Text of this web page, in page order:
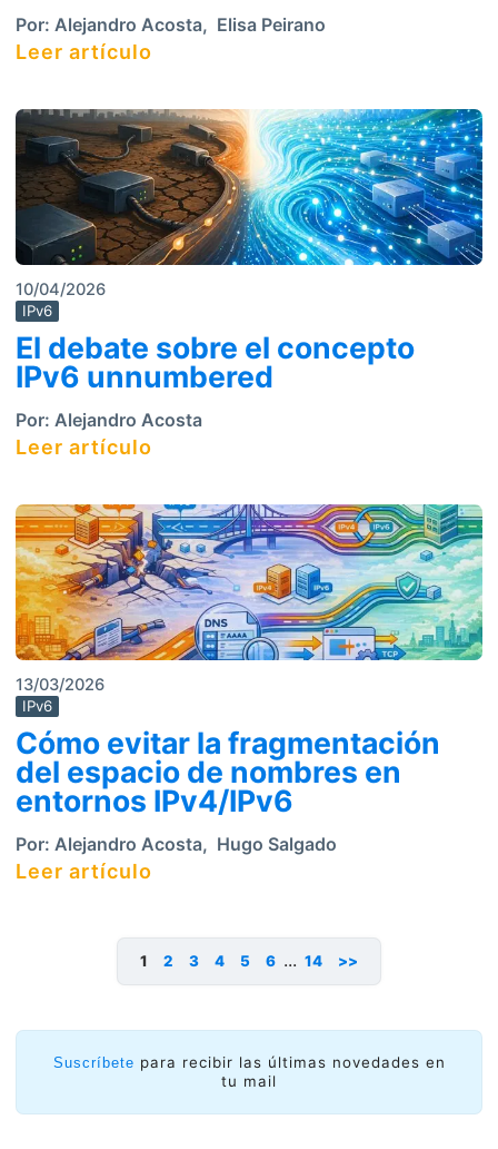
Por: Alejandro Acosta, Elisa Peirano
Leer artículo
10/04/2026
IPv6
El debate sobre el concepto
IPv6 unnumbered
Por: Alejandro Acosta
Leer artículo
13/03/2026
IPv6
Cómo evitar la fragmentación
del espacio de nombres en
entornos IPv4/IPv6
Por: Alejandro Acosta, Hugo Salgado
Leer artículo
1 2 3 4 5 6 ... 14 >>
Suscríbete para recibir las últimas novedades en
tu mail